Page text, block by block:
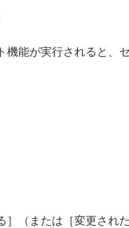
能が実行されると、
（または［変更され